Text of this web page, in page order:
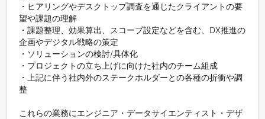
・ヒアリングやデスクトップ調査を通じたクライアントの要
望や課題の理解
・課題整理、効果算出、スコープ設定などを含む、DX推進の
企画やデジタル戦略の策定
・ソリューションの検討/具体化
・プロジェクトの立ち上げに向けた社内のチーム組成
・上記に伴う社内外のステークホルダーとの各種の折衝や調
整
これらの業務にエンジニア・データサイエンティスト・デザ